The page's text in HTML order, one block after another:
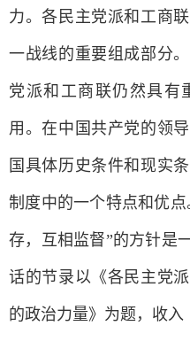
力。各民主党派和工商
一战线的重要组成部分
党派和工商联仍然具有
用。在中国共产党的领
国具体历史条件和现实
制度中的一个特点和优
存，互相监督”的方针是
话的节录以《各民主党
的政治力量》为题，收入